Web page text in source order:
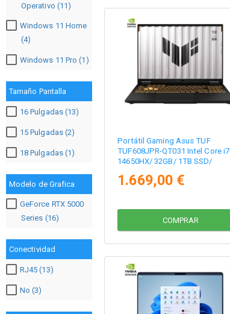
Operativo (11)
Windows 11 Home
(4)
Windows 11 Pro (1)
Tamaño Pantalla
16 Pulgadas (13)
15 Pulgadas (2)
18 Pulgadas (1)
Modelo de Grafica
GeForce RTX 5000
Series (16)
Conectividad
RJ45 (13)
No (3)
Portátil Gaming Asus TUF
TUF608JPR-QT031 Intel Core
14650HX/ 32GB/ 1TB SSD/
Sistema Operativo
1.669,00 €
COMPRAR